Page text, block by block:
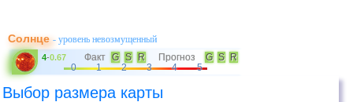
Солнце- уровень невозмущенный
4-0.67 Факт G S R Прогноз G S
R
0
1 2 3 4 5
Выбор размера карты